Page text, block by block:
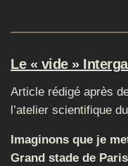
Le « vide »
Article rédigé après
l’atelier scientifique
Imaginons que je
Grand stade de